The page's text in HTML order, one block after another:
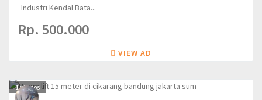
Industri Kendal Bata...
Rp. 500.000
VIEW AD
1photos